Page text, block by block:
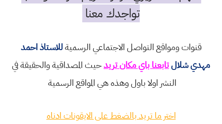
تواجدك معنا
قنوات ومواقع التواصل الاجتماعي الرسميةللاستاذ احمد
مهدي شلالتابعنا باي مكان تريدحيث المصداقية والحقيقة في
النشر اولا باول وهذه هي المواقع الرسمية
اختر ما تريد بالضغط على الايقونات ادناه